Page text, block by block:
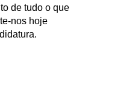
de tudo o que
nos hoje